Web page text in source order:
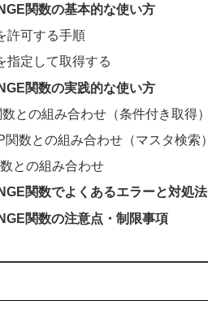
関数の基本的な使い方
許可する手順
指定して取得する
関数の実践的な使い方
との組み合わせ（条件付き取得）
関数との組み合わせ（マスタ検索）
との組み合わせ
関数でよくあるエラーと対処法
関数の注意点・制限事項